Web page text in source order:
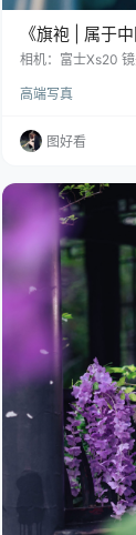
《旗袍 | 属于
[16P]
相机：富士Xs20
色彩+1 锐度-1 高
0
高端写真
图好看